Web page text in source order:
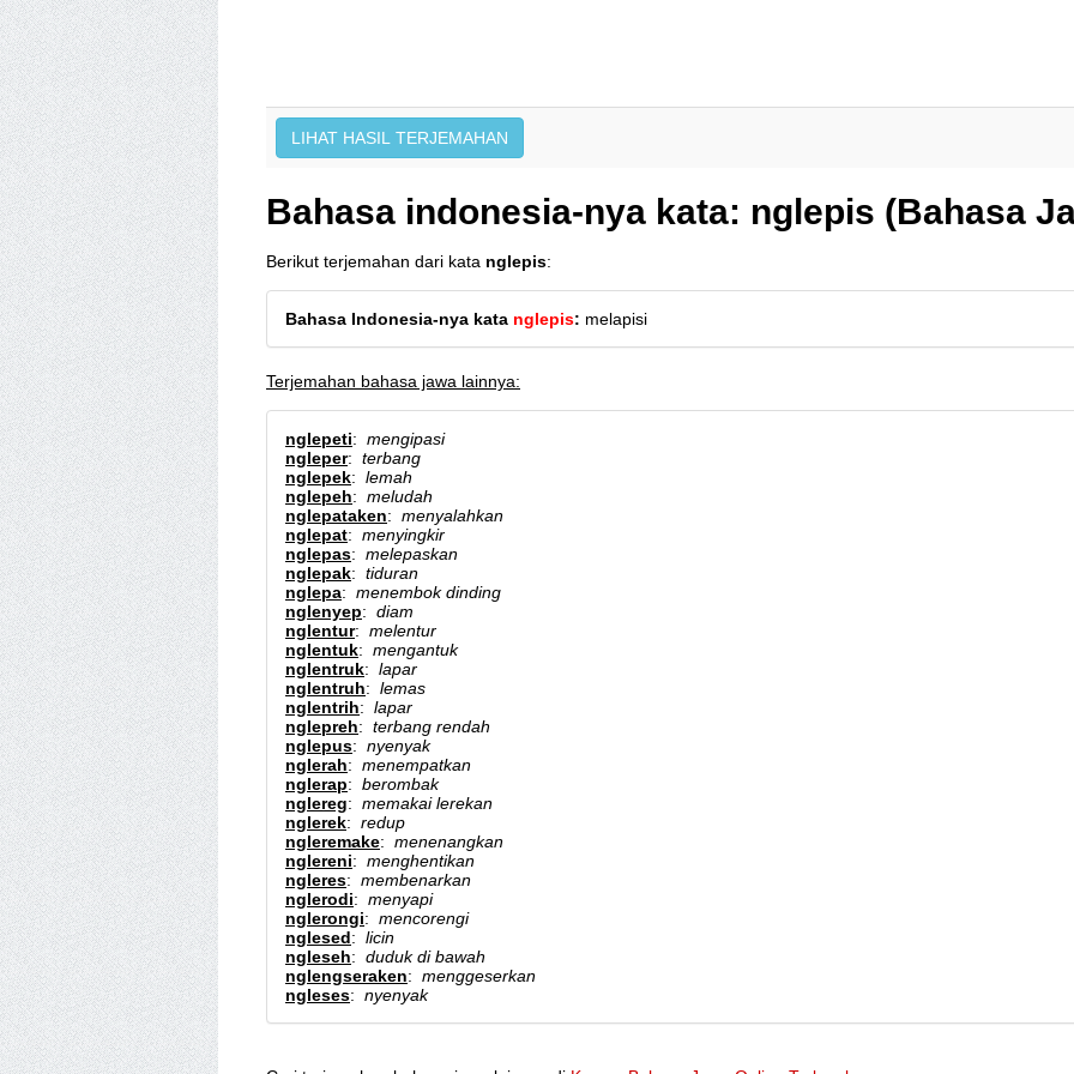
Bahasa indonesia-nya kata: nglepis (Bahasa
Berikut terjemahan dari kata nglepis:
Bahasa Indonesia-nya kata nglepis: melapisi
Terjemahan bahasa jawa lainnya:
nglepeti: mengipasi
ngleper: terbang
nglepek: lemah
nglepeh: meludah
nglepataken: menyalahkan
nglepat: menyingkir
nglepas: melepaskan
nglepak: tiduran
nglepa: menembok dinding
nglenyep: diam
nglentur: melentur
nglentuk: mengantuk
nglentruk: lapar
nglentruh: lemas
nglentrih: lapar
nglepreh: terbang rendah
nglepus: nyenyak
nglerah: menempatkan
nglerap: berombak
nglereg: memakai lerekan
nglerek: redup
ngleremake: menenangkan
nglereni: menghentikan
ngleres: membenarkan
nglerodi: menyapi
nglerongi: mencorengi
nglesed: licin
ngleseh: duduk di bawah
nglengseraken: menggeserkan
ngleses: nyenyak